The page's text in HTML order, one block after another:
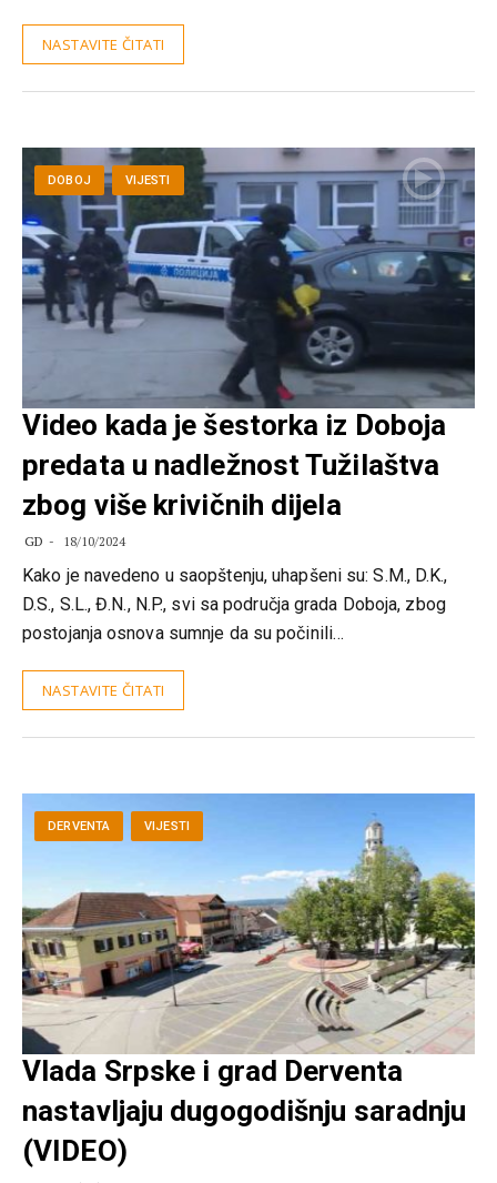
NASTAVITE ČITATI
DOBOJ VIJESTI
Video kada je šestorka iz Doboja
predata u nadležnost Tužilaštva
zbog više krivičnih dijela
GD 18/10/2024
Kako je navedeno u saopštenju, uhapšeni su: S.M., D.K.,
D.S., S.L., Đ.N., N.P., svi sa područja grada Doboja, zbog
postojanja osnova sumnje da su počinili…
NASTAVITE ČITATI
DERVENTA VIJESTI
Vlada Srpske i grad Derventa
nastavljaju dugogodišnju saradnju
(VIDEO)